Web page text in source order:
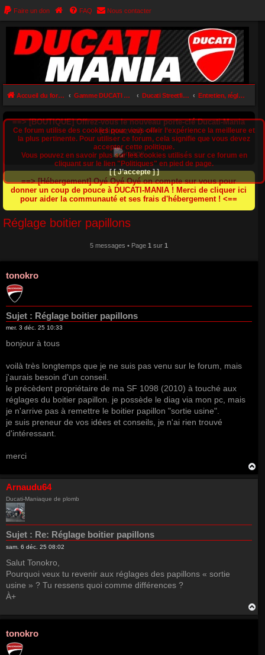
Faire un don FAQ Nous contacter
Accueil du forum Gamme DUCATI STREETFIGHTER (848 / 1098 / V2 / V4) Ducati Streetfighter 1098 Entretien, réglages et astuces (SF1098)
==> [BOUTIQUE] Offrez-vous le nouveau porte-clé Ducati-Mania
(cliquez ici) <==
==> [Hébergement] Oyé Oyé Oyé on compte sur vous pour
donner un coup de pouce à DUCATI-MANIA ! Merci de cliquer ici
pour aider la communauté et ses frais d'hébergement ! <==
Réglage boitier papillons
5 messages • Page 1 sur 1
tonokro
Sujet : Réglage boitier papillons
mer. 3 déc. 25 10:33
bonjour à tous
voilà très longtemps que je ne suis pas venu sur le forum, mais
j'aurais besoin d'un conseil.
le précèdent propriétaire de ma SF 1098 (2010) à touché aux
réglages du boitier papillon. je possède le diag via mon pc, mais
je n'arrive pas à remettre le boitier papillon "sortie usine".
je suis preneur de vos idées et conseils, je n'ai rien trouvé
d'intéressant.
merci
Arnaudu64
Ducati-Maniaque de plomb
Sujet : Re: Réglage boitier papillons
sam. 6 déc. 25 08:02
Salut Tonokro,
Pourquoi veux tu revenir aux réglages des papillons « sortie
usine » ? Tu ressens quoi comme différences ?
À+
tonokro
Ce forum utilise des cookies pour vous offrir l‘expérience la meilleure et
la plus pertinente. Pour utiliser ce forum, cela signifie que vous devez
accepter cette politique.
Vous pouvez en savoir plus sur les cookies utilisés sur ce forum en
cliquant sur le lien "Politiques" en pied de page.
[ [ J’accepte ] ]